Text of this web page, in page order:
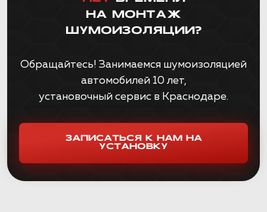
НА МОНТАЖ
ШУМОИЗОЛЯЦИИ?
Обращайтесь! Занимаемся шумоизоляцией
автомобилей 10 лет,
установочный сервис в Краснодаре.
ЗАПИСАТЬСЯ К НАМ НА
УСТАНОВКУ